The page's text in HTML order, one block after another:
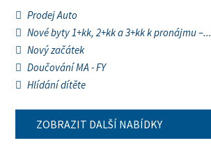
Prodej Auto
Nové byty 1+kk, 2+kk a 3+kk k pronájmu –...
Nový začátek
Doučování MA - FY
Hlídání dítěte
ZOBRAZIT DALŠÍ NABÍDKY